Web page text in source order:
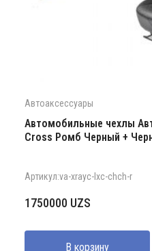
Автоаксессуары
Автомобильные чехлы
Cross Ромб Черный +
Артикул:va-xrayc-lxc-chch-r
1750000 UZS
В корзину